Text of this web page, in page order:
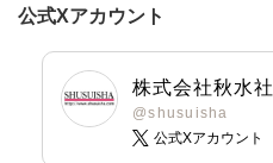
池田文春
白虎丸 粕谷秀夫
葉月かずお
平田弘次
公式Xアカウント
株式会社秋水社
@shusuisha
公式Xアカウント